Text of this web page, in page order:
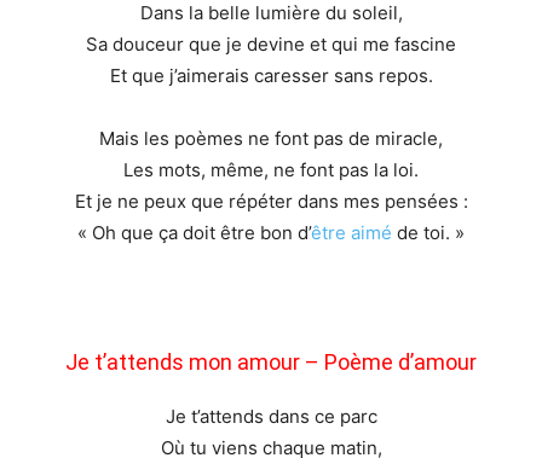
Dans la belle lumière du soleil,
Sa douceur que je devine et qui me fascine
Et que j’aimerais caresser sans repos.
Mais les poèmes ne font pas de miracle,
Les mots, même, ne font pas la loi.
Et je ne peux que répéter dans mes pensées :
« Oh que ça doit être bon d’être aimé de toi. »
Je t’attends mon amour – Poème d’amour
Je t’attends dans ce parc
Où tu viens chaque matin,